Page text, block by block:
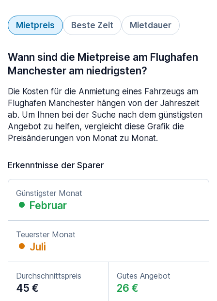
Mietpreis Beste Zeit Mietdauer
Wann sind die Mietpreise am Flughafen
Manchester am niedrigsten?
Die Kosten für die Anmietung eines Fahrzeugs am
Flughafen Manchester hängen von der Jahreszeit
ab. Um Ihnen bei der Suche nach dem günstigsten
Angebot zu helfen, vergleicht diese Grafik die
Preisänderungen von Monat zu Monat.
Erkenntnisse der Sparer
Günstigster Monat
Februar
Teuerster Monat
Juli
Durchschnittspreis
45 €
Gutes Angebot
26 €